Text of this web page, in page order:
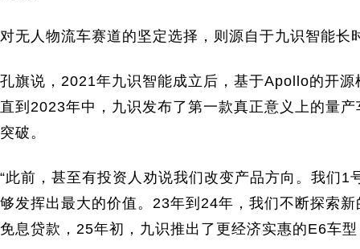
对无人物流车赛道的坚定选择，则源自于九识智能长
孔旗说，2021年九识智能成立后，基于Apollo的开
直到2023年中，九识发布了第一款真正意义上的量
突破。
“此前，甚至有投资人劝说我们改变产品方向。我们
够发挥出最大的价值。23年到24年，我们不断探索
免息贷款，25年初，九识推出了更经济实惠的E6车